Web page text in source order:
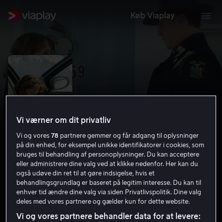
Køb Viaplay
Frozen River
7.1 Drama 2008 1 t. 32 min
15 år
HD
Vi værner om dit privatliv
Vi og vores78 partnere gemmer og får adgang til oplysninger
på din enhed, for eksempel unikke identifikatorer i cookies, som
bruges til behandling af personoplysninger. Du kan acceptere
eller administrere dine valg ved at klikke nedenfor. Her kan du
også udøve din ret til at gøre indsigelse, hvis et
behandlingsgrundlag er baseret på legitim interesse. Du kan til
enhver tid ændre dine valg via siden Privatlivspolitik. Dine valg
deles med vores partnere og gælder kun for dette website.
Vi og vores partnere behandler data for at levere: